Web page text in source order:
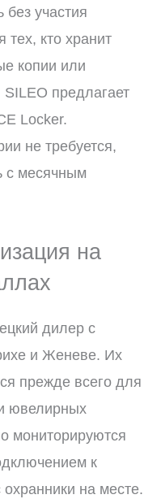
без участия
кто хранит
копии или
предлагает
Locker.
не требуется,
с месячным
на
дилер с
и Женеве. Их
прежде всего для
ювелирных
мониторируются
к
на месте.